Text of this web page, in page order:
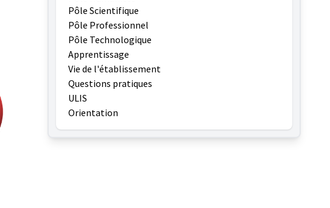
Pôle Scientifique
Pôle Professionnel
Pôle Technologique
Apprentissage
Vie de l'établissement
Questions pratiques
ULIS
Orientation